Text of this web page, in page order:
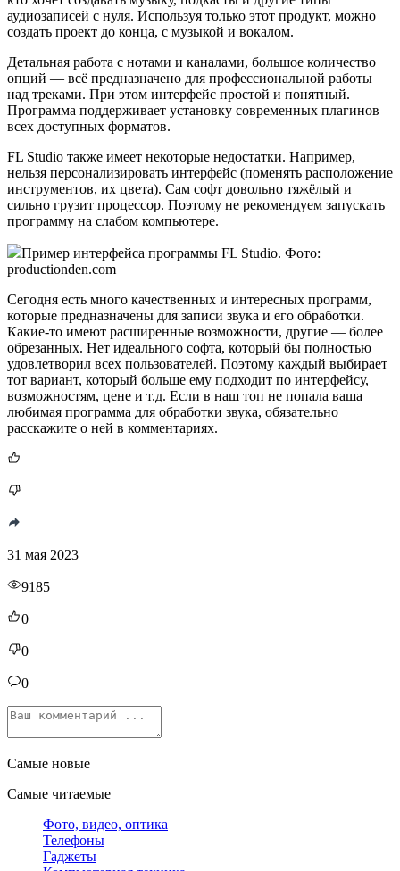
аудиозаписей с нуля. Используя только этот продукт, можно
создать проект до конца, с музыкой и вокалом.
Детальная работа с нотами и каналами, большое количество
опций — всё предназначено для профессиональной работы
над треками. При этом интерфейс простой и понятный.
Программа поддерживает установку современных плагинов
всех доступных форматов.
FL Studio также имеет некоторые недостатки. Например,
нельзя персонализировать интерфейс (поменять расположение
инструментов, их цвета). Сам софт довольно тяжёлый и
сильно грузит процессор. Поэтому не рекомендуем запускать
программу на слабом компьютере.
Пример интерфейса программы FL Studio. Фото:
productionden.com
Сегодня есть много качественных и интересных программ,
которые предназначены для записи звука и его обработки.
Какие-то имеют расширенные возможности, другие — более
обрезанных. Нет идеального софта, который бы полностью
удовлетворил всех пользователей. Поэтому каждый выбирает
тот вариант, который больше ему подходит по интерфейсу,
возможностям, цене и т.д. Если в наш топ не попала ваша
любимая программа для обработки звука, обязательно
расскажите о ней в комментариях.
31 мая 2023
9185
0
0
0
Самые новые
Самые читаемые
Фото, видео, оптика
Телефоны
Гаджеты